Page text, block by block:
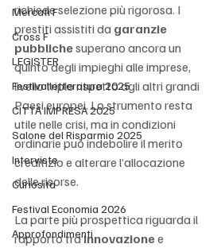
Mercati F
Cross F
LEGISTER
Festivalletteratura 2025
CITTÀ IMPRESA 2025
Salone del Risparmio 2025
Interviste
Curiosità
Festival Economia 2026
Approfondimenti
richiede selezione più rigorosa. I
prestiti assistiti da garanzie
pubbliche superano ancora un
quinto degli impieghi alle imprese,
livello triplo rispetto agli altri grandi
Paesi europei. Lo strumento resta
utile nelle crisi, ma in condizioni
ordinarie può indebolire il merito
creditizio e alterare l’allocazione
delle risorse.
La parte più prospettica riguarda il
rapporto tra innovazione e